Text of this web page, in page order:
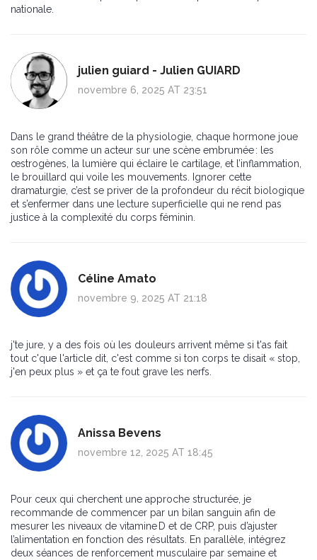
nationale.
julien guiard - Julien GUIARD
novembre 6, 2025 AT 23:51
Dans le grand théâtre de la physiologie, chaque hormone joue
son rôle comme un acteur sur une scène embrumée : les
œstrogènes, la lumière qui éclaire le cartilage, et l’inflammation,
le brouillard qui voile les mouvements. Ignorer cette
dramaturgie, c’est se priver de la profondeur du récit biologique
et s’enfermer dans une lecture superficielle qui ne rend pas
justice à la complexité du corps féminin.
Céline Amato
novembre 9, 2025 AT 21:18
j'te jure, y a des fois où les douleurs arrivent même si t'as fait
tout c'que l'article dit, c'est comme si ton corps te disait « stop,
j'en peux plus » et ça te fout grave les nerfs.
Anissa Bevens
novembre 12, 2025 AT 18:45
Pour ceux qui cherchent une approche structurée, je
recommande de commencer par un bilan sanguin afin de
mesurer les niveaux de vitamine D et de CRP, puis d’ajuster
l’alimentation en fonction des résultats. En parallèle, intégrez
deux séances de renforcement musculaire par semaine et